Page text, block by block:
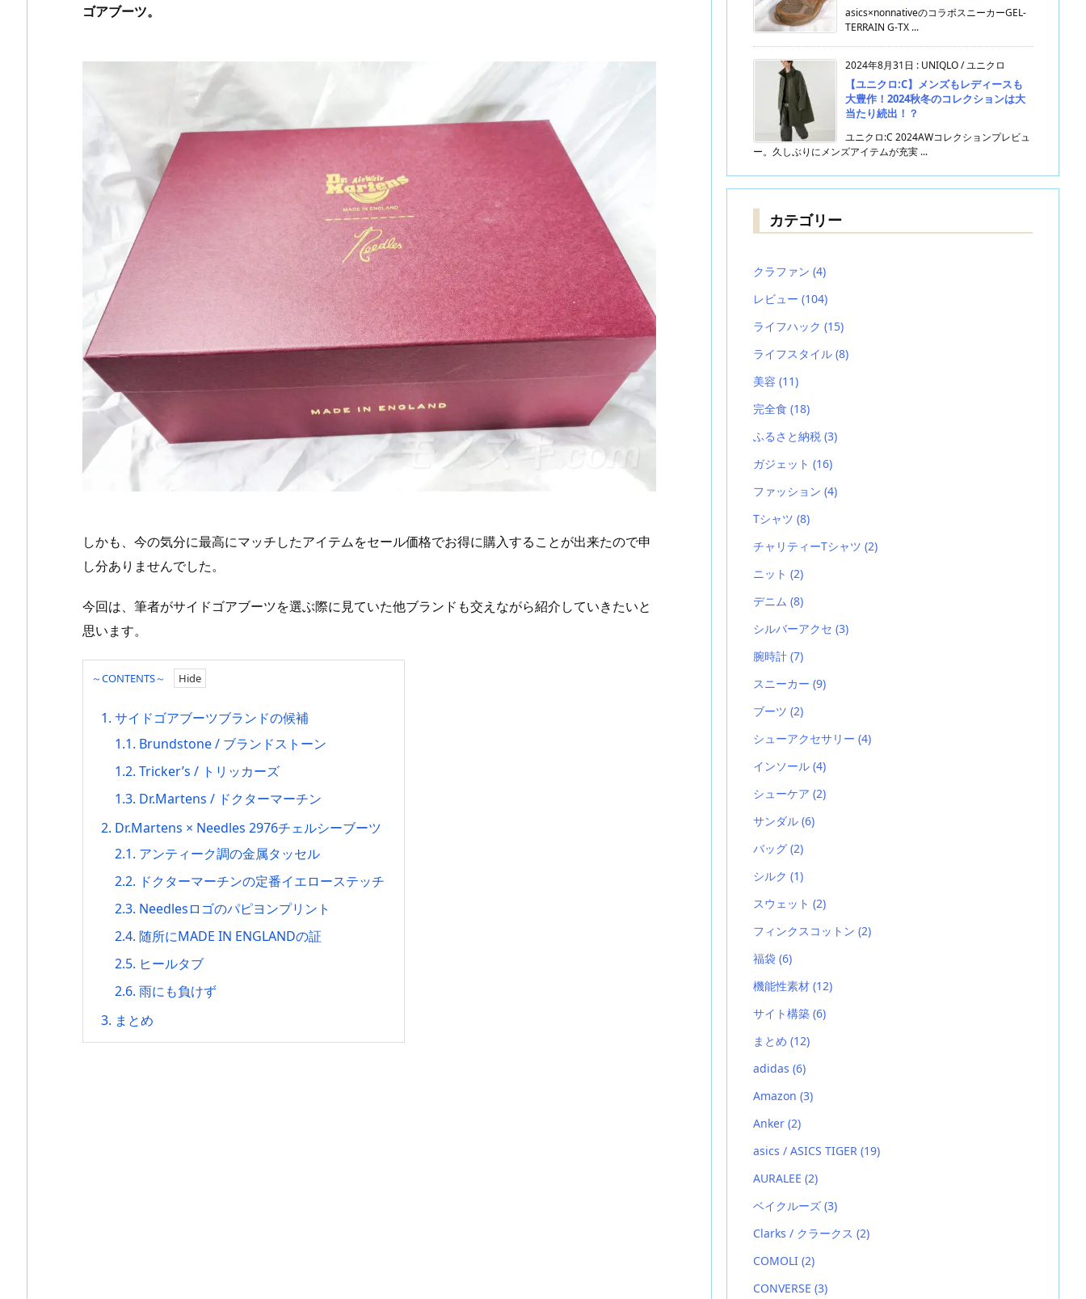
ゴアブーツ。
しかも、今の気分に最高にマッチしたアイテムをセール価格でお得に購入することが出来たので申
し分ありませんでした。
今回は、筆者がサイドゴアブーツを選ぶ際に見ていた他ブランドも交えながら紹介していきたいと
思います。
～CONTENTS～
1. サイドゴアブーツブランドの候補
1.1. Brundstone / ブランドストーン
1.2. Tricker’s / トリッカーズ
1.3. Dr.Martens / ドクターマーチン
2. Dr.Martens × Needles 2976チェルシーブーツ
2.1. アンティーク調の金属タッセル
2.2. ドクターマーチンの定番イエローステッチ
2.3. Needlesロゴのパピヨンプリント
2.4. 随所にMADE IN ENGLANDの証
2.5. ヒールタブ
2.6. 雨にも負けず
3. まとめ
asics×nonnativeのコラボスニーカーGEL-
TERRAIN G-TX ...
2024年8月31日 : UNIQLO / ユニクロ
【ユニクロ:C】メンズもレディースも
大豊作！2024秋冬のコレクションは大
当たり続出！？
ユニクロ:C 2024AWコレクションプレビュ
ー。久しぶりにメンズアイテムが充実 ...
カテゴリー
クラファン (4)
レビュー (104)
ライフハック (15)
ライフスタイル (8)
美容 (11)
完全食 (18)
ふるさと納税 (3)
ガジェット (16)
ファッション (4)
Tシャツ (8)
チャリティーTシャツ (2)
ニット (2)
デニム (8)
シルバーアクセ (3)
腕時計 (7)
スニーカー (9)
ブーツ (2)
シューアクセサリー (4)
インソール (4)
シューケア (2)
サンダル (6)
バッグ (2)
シルク (1)
スウェット (2)
フィンクスコットン (2)
福袋 (6)
機能性素材 (12)
サイト構築 (6)
まとめ (12)
adidas (6)
Amazon (3)
Anker (2)
asics / ASICS TIGER (19)
AURALEE (2)
ベイクルーズ (3)
Clarks / クラークス (2)
COMOLI (2)
CONVERSE (3)